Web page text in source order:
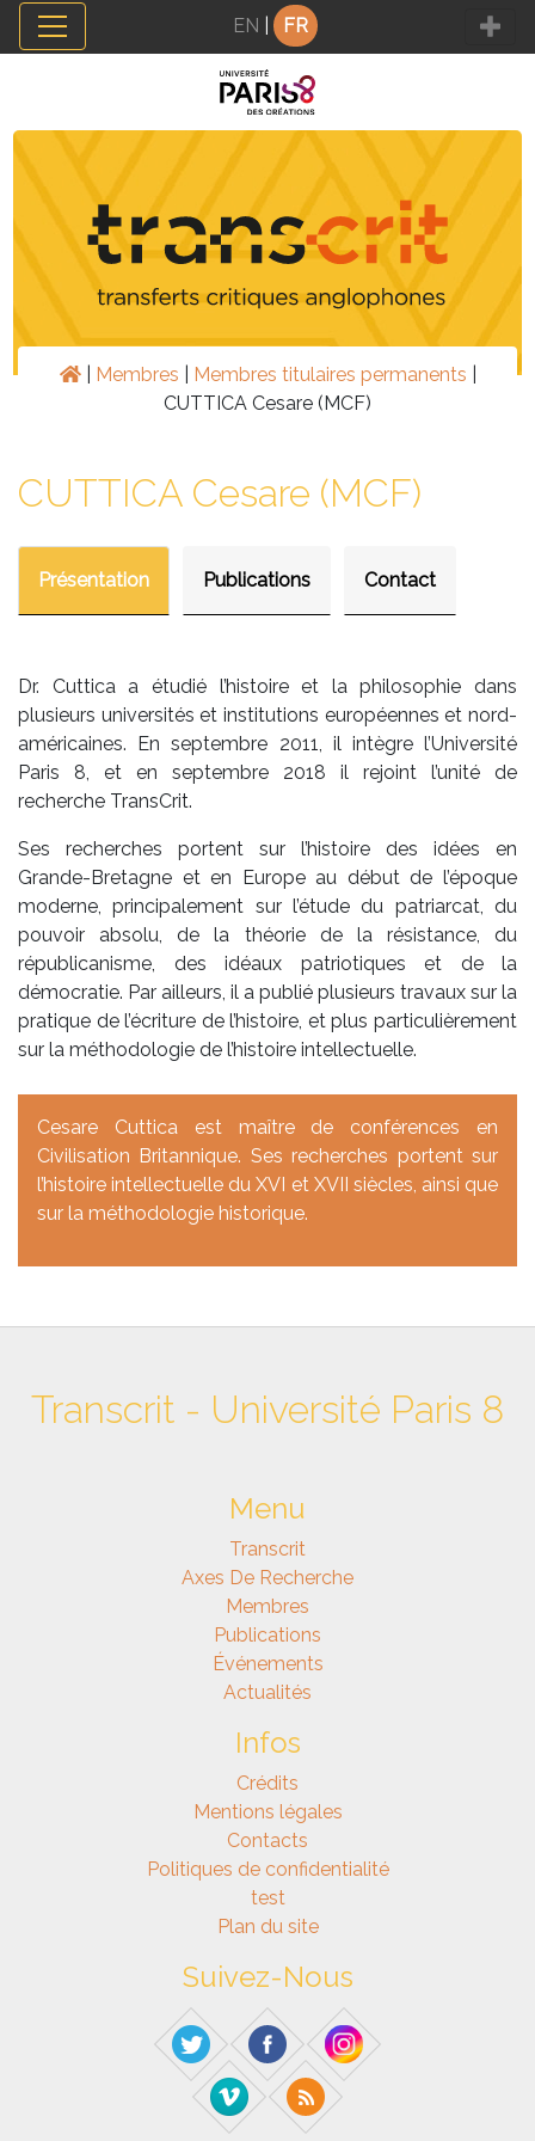
Panneau de gestion des cookies
EN FR
Membres Membres titulaires permanents
CUTTICA Cesare (MCF)
CUTTICA Cesare (MCF)
Présentation Publications Contact
Dr. Cuttica a étudié l’histoire et la philosophie dans
plusieurs universités et institutions européennes et nord-
américaines. En septembre 2011, il intègre l’Université
Paris 8, et en septembre 2018 il rejoint l’unité de
recherche TransCrit.
Ses recherches portent sur l’histoire des idées en
Grande-Bretagne et en Europe au début de l’époque
moderne, principalement sur l’étude du patriarcat, du
pouvoir absolu, de la théorie de la résistance, du
républicanisme, des idéaux patriotiques et de la
démocratie. Par ailleurs, il a publié plusieurs travaux sur la
pratique de l’écriture de l’histoire, et plus particulièrement
sur la méthodologie de l’histoire intellectuelle.
Cesare Cuttica est maître de conférences en
Civilisation Britannique. Ses recherches portent sur
l’histoire intellectuelle du XVI et XVII siècles, ainsi que
sur la méthodologie historique.
Transcrit - Université Paris 8
Menu
Transcrit
Axes De Recherche
Membres
Publications
Événements
Actualités
Infos
Crédits
Mentions légales
Contacts
Politiques de confidentialité
test
Plan du site
Suivez-Nous